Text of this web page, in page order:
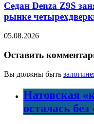
Седан Denza Z9S
рынке
05.08.2026
Оставить
Вы должны быть
Натовская
осталась без